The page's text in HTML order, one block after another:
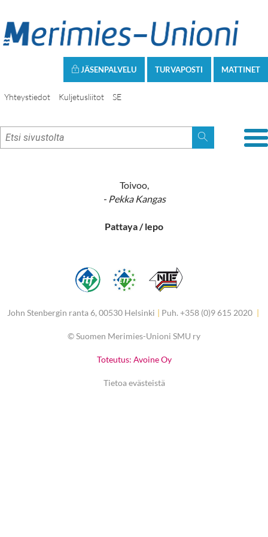
MATTINET
TURVAPOSTI
JÄSENPALVELU
Yhteystiedot Kuljetusliitot SE
Toivoo,
- Pekka Kangas
Pattaya / lepo
John Stenbergin ranta 6, 00530 Helsinki | Puh. +358 (0)9 615 2020 |
©Suomen Merimies-Unioni SMU ry
Toteutus: Avoine Oy
Tietoa evästeistä